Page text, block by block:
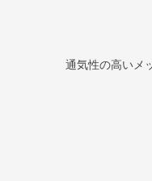
通気性の高いメ